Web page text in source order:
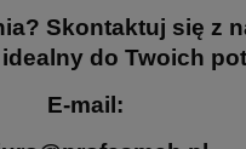
Skontaktuj się z
do Twoich
E-mail: